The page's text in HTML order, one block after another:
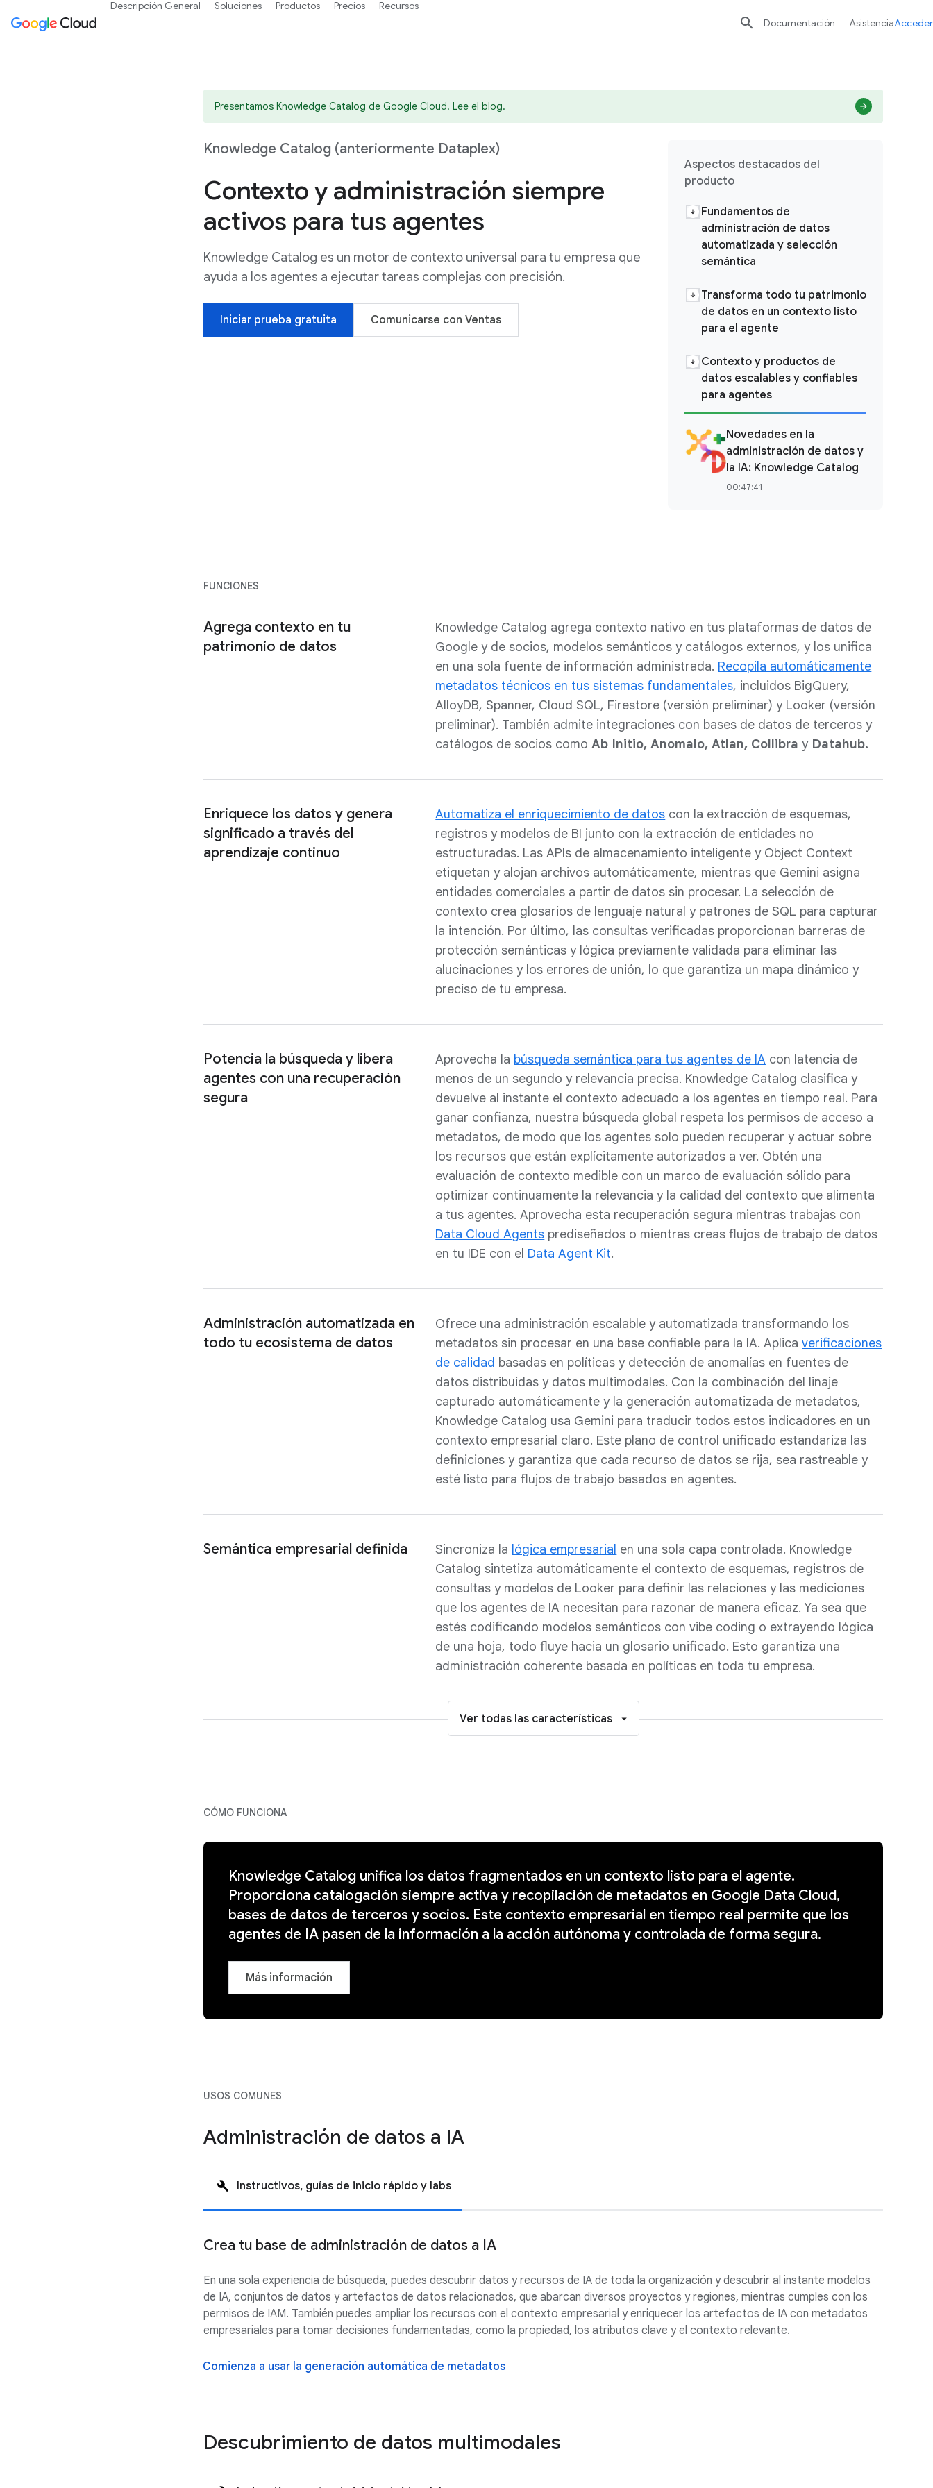
Presentamos Knowledge Catalog de Google Cloud. Lee el blog.
Knowledge Catalog (anteriormente Dataplex)
Contexto y administración siempre
activos para tus agentes
Knowledge Catalog es un motor de contexto universal para tu empresa que
ayuda a los agentes a ejecutar tareas complejas con precisión.
Iniciar prueba gratuita Comunicarse con Ventas
Aspectos destacados del
producto
Fundamentos de
administración de datos
automatizada y selección
semántica
Transforma todo tu patrimonio
de datos en un contexto listo
para el agente
Contexto y productos de
datos escalables y confiables
para agentes
Novedades en la
administración de datos y
la IA: Knowledge Catalog
00:47:41
FUNCIONES
Agrega contexto en tu
patrimonio de datos
Knowledge Catalog agrega contexto nativo en tus plataformas de datos de
Google y de socios, modelos semánticos y catálogos externos, y los unifica
en una sola fuente de información administrada. Recopila automáticamente
metadatos técnicos en tus sistemas fundamentales, incluidos BigQuery,
AlloyDB, Spanner, Cloud SQL, Firestore (versión preliminar) y Looker (versión
preliminar). También admite integraciones con bases de datos de terceros y
catálogos de socios comoAb Initio, Anomalo, Atlan, CollibrayDatahub.
Enriquece los datos y genera
significado a través del
aprendizaje continuo
Automatiza el enriquecimiento de datos con la extracción de esquemas,
registros y modelos de BI junto con la extracción de entidades no
estructuradas. Las APIs de almacenamiento inteligente y Object Context
etiquetan y alojan archivos automáticamente, mientras que Gemini asigna
entidades comerciales a partir de datos sin procesar. La selección de
contexto crea glosarios de lenguaje natural y patrones de SQL para capturar
la intención. Por último, las consultas verificadas proporcionan barreras de
protección semánticas y lógica previamente validada para eliminar las
alucinaciones y los errores de unión, lo que garantiza un mapa dinámico y
preciso de tu empresa.
Potencia la búsqueda y libera
agentes con una recuperación
segura
Aprovecha la búsqueda semántica para tus agentes de IA con latencia de
menos de un segundo y relevancia precisa. Knowledge Catalog clasifica y
devuelve al instante el contexto adecuado a los agentes en tiempo real. Para
ganar confianza, nuestra búsqueda global respeta los permisos de acceso a
metadatos, de modo que los agentes solo pueden recuperar y actuar sobre
los recursos que están explícitamente autorizados a ver. Obtén una
evaluación de contexto medible con un marco de evaluación sólido para
optimizar continuamente la relevancia y la calidad del contexto que alimenta
a tus agentes. Aprovecha esta recuperación segura mientras trabajas con
Data Cloud Agents prediseñados o mientras creas flujos de trabajo de datos
en tu IDE con el Data Agent Kit.
Administración automatizada en
todo tu ecosistema de datos
Ofrece una administración escalable y automatizada transformando los
metadatos sin procesar en una base confiable para la IA. Aplicaverificaciones
de calidad basadas en políticas y detección de anomalías en fuentes de
datos distribuidas y datos multimodales. Con la combinación del linaje
capturado automáticamente y la generación automatizada de metadatos,
Knowledge Catalog usa Gemini para traducir todos estos indicadores en un
contexto empresarial claro. Este plano de control unificado estandariza las
definiciones y garantiza que cada recurso de datos se rija, sea rastreable y
esté listo para flujos de trabajo basados en agentes.
Semántica empresarial definida Sincroniza la lógica empresarial en una sola capa controlada. Knowledge
Catalog sintetiza automáticamente el contexto de esquemas, registros de
consultas y modelos de Looker para definir las relaciones y las mediciones
que los agentes de IA necesitan para razonar de manera eficaz. Ya sea que
estés codificando modelos semánticos con vibe coding o extrayendo lógica
de una hoja, todo fluye hacia un glosario unificado. Esto garantiza una
administración coherente basada en políticas en toda tu empresa.
Ver todas las características
CÓMO FUNCIONA
Knowledge Catalog unifica los datos fragmentados en un contexto listo para el agente.
Proporciona catalogación siempre activa y recopilación de metadatos en Google Data Cloud,
bases de datos de terceros y socios. Este contexto empresarial en tiempo real permite que los
agentes de IA pasen de la información a la acción autónoma y controlada de forma segura.
Más información
USOS COMUNES
Administración de datos a IA
Instructivos, guías de inicio rápido y labs
Crea tu base de administración de datos a IA
En una sola experiencia de búsqueda, puedes descubrir datos y recursos de IA de toda la organización y descubrir al instante modelos
de IA, conjuntos de datos y artefactos de datos relacionados, que abarcan diversos proyectos y regiones, mientras cumples con los
permisos de IAM. También puedes ampliar los recursos con el contexto empresarial y enriquecer los artefactos de IA con metadatos
empresariales para tomar decisiones fundamentadas, como la propiedad, los atributos clave y el contexto relevante.
Comienza a usar la generación automática de metadatos
Descubrimiento de datos multimodales
Descripción General Soluciones Productos Precios Recursos
 Documentación AsistenciaAcceder